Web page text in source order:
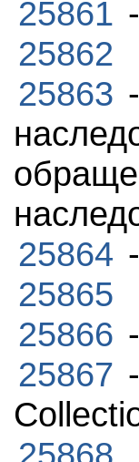
25861
25862
25863
25864
25865
25866
25867